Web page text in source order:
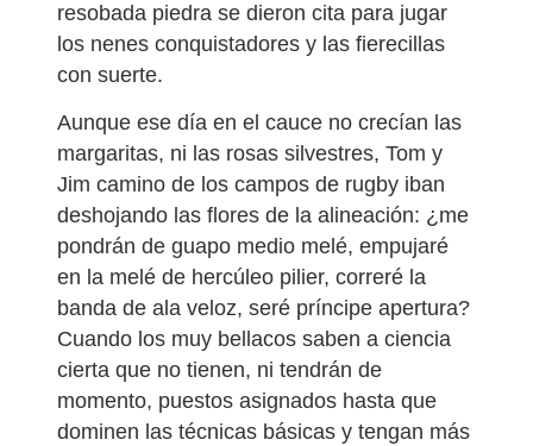
resobada piedra se dieron cita para jugar
los nenes conquistadores y las fierecillas
con suerte.
Aunque ese día en el cauce no crecían las
margaritas, ni las rosas silvestres, Tom y
Jim camino de los campos de rugby iban
deshojando las flores de la alineación: ¿me
pondrán de guapo medio melé, empujaré
en la melé de hercúleo pilier, correré la
banda de ala veloz, seré príncipe apertura?
Cuando los muy bellacos saben a ciencia
cierta que no tienen, ni tendrán de
momento, puestos asignados hasta que
dominen las técnicas básicas y tengan más